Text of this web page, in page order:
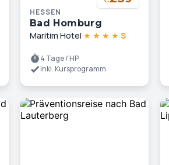
HESSEN
Bad Homburg
Maritim Hotel ★ ★ ★ ★ S
4 Tage / HP
inkl. Kursprogramm